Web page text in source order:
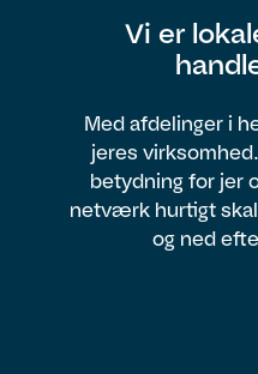
Vi er
Med afdelinger i
jeres
betydning for jer
netværk hurtigt
og ned